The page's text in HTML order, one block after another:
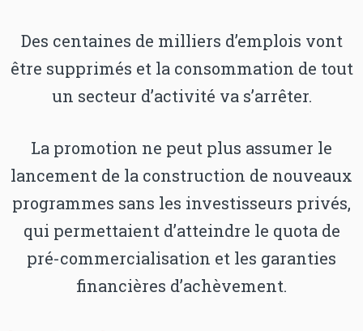
Des centaines de milliers d’emplois vont
être supprimés et la consommation de tout
un secteur d’activité va s’arrêter.
La promotion ne peut plus assumer le
lancement de la construction de nouveaux
programmes sans les investisseurs privés,
qui permettaient d’atteindre le quota de
pré-commercialisation et les garanties
financières d’achèvement.